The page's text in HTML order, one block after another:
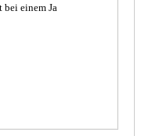
bei einem Ja